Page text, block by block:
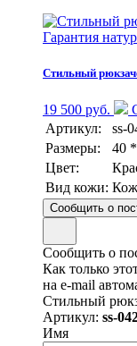
Гарантия
Стильный
19 500 руб.
Артикул:
ss-
Размеры:
40
Цвет:
Вид кожи:
Сообщить о
Сообщить о
Как только
на e-mail
Стильный
Артикул: ss-
Имя